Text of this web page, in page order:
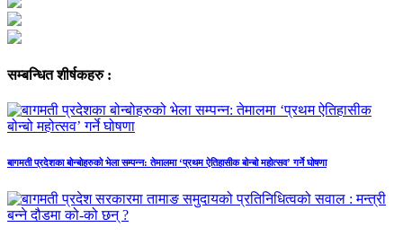
सम्बन्धित शीर्षकहरु :
बागमती प्रदेशका बोन्बोहरुको भेला सम्पन्न: तेमालमा ‘प्रथम ऐतिहासीक बोन्बो महोत्सव’ गर्ने घोषणा